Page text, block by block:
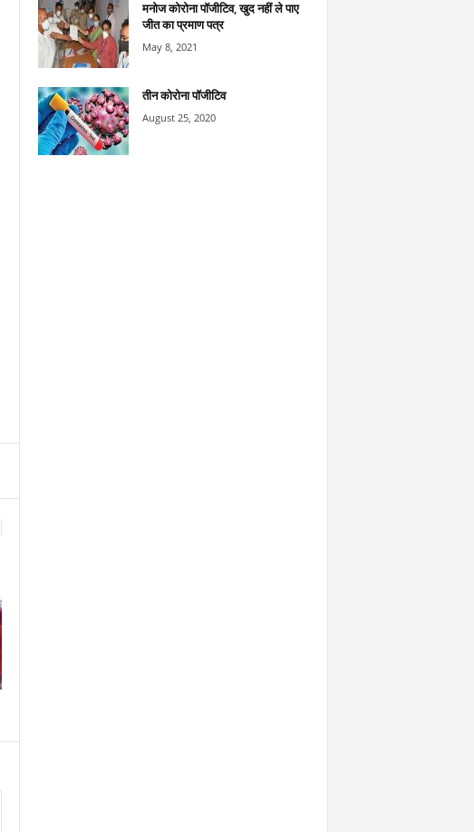
मनोज कोरोना पॉजीटिव, खुद नहीं ले पाए
जीत का प्रमाण पत्र
May 8, 2021
तीन कोरोना पॉजीटिव
August 25, 2020